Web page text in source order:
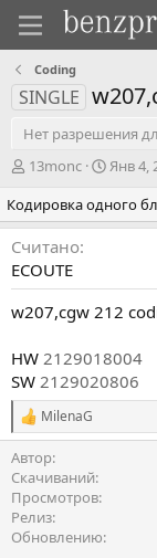
Coding
SINGLE
Нет разрешения
А
т
о
р
13monc
Д
т
а
з
д
а
и
я
Янв 4,
Кодировка одного
Считано
ECOUTE
w207,cgw 212
HW 2129018004
SW 2129020806
Р
е
а
к
ц
и
и
:
MilenaG
Автор
Скачиваний
Просмотров
Релиз
Обновлению